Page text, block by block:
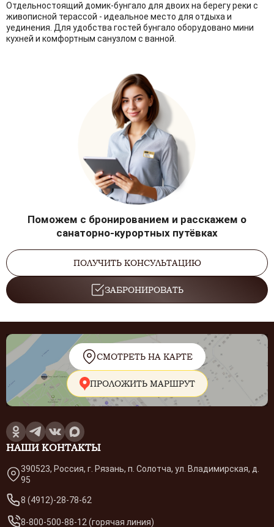
Отдельностоящий домик-бунгало для двоих на берегу реки с
живописной терассой - идеальное место для отдыха и
уединения. Для удобства гостей бунгало оборудовано мини
кухней и комфортным санузлом с ванной.
Поможем с бронированием и расскажем о
санаторно-курортных путёвках
ПОЛУЧИТЬ КОНСУЛЬТАЦИЮ
ЗАБРОНИРОВАТЬ
СМОТРЕТЬ НА КАРТЕ
ПРОЛОЖИТЬ МАРШРУТ
НАШИ КОНТАКТЫ
390523, Россия, г. Рязань, п. Солотча, ул. Владимирская, д.
95
8 (4912)-28-78-62
8-800-500-88-12 (горячая линия)